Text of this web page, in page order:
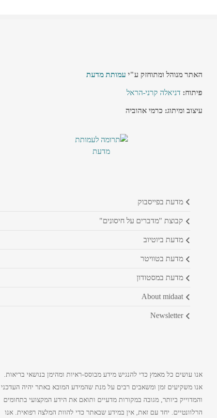
האתר מנוהל ומתוחזק ע"י עמותת מדעת
פיתוח: דניאלה קרני-הראל
עיצוב ומיתוג: כרמי אהוביה
מדעת בפייסבוק
קבוצת "מדברים על חיסונים"
מדעת ביוטיוב
מדעת בטוויטר
מדעת במסטודון
about midaat
newsletter
אנו עושים כל מאמץ כדי להנגיש מידע מבוסס-ראיות ומהימן בנושאי בריאות.
אנו משקיעים זמן ומשאבים רבים על מנת שהמידע המובא באתר יהיה העדכני
והמדוייק ביותר, מגובה במקורות מדעיים ותואם את הידע המקצועי בתחומים
הרלוונטיים. יחד עם זאת, אין במידע שבאתר כדי להוות המלצה רפואית. אנו